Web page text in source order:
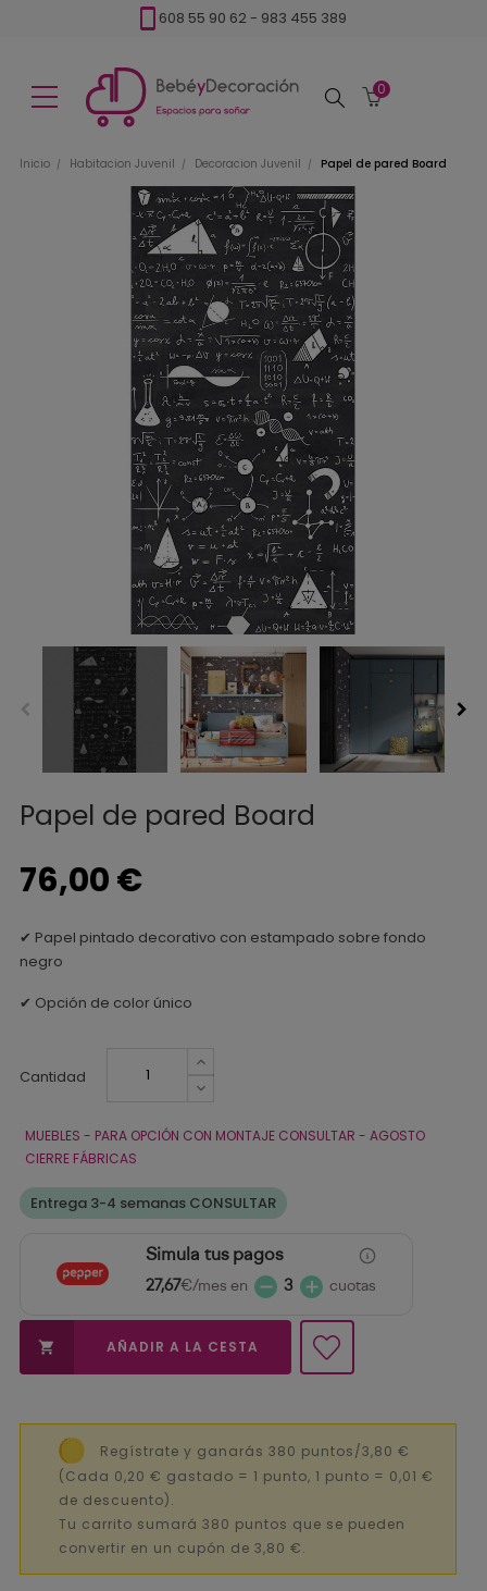
608 55 90 62 - 983 455 389
Buscar
0
Inicio Habitacion Juvenil Decoracion Juvenil Papel de pared Board
Papel de pared Board
76,00 €
✔ Papel pintado decorativo con estampado sobre fondo
negro
✔ Opción de color único
Cantidad
MUEBLES - PARA OPCIÓN CON MONTAJE CONSULTAR - AGOSTO
CIERRE FÁBRICAS
Entrega 3-4 semanas CONSULTAR
Simula tus pagos
27,67€/mes en 3 cuotas
 AÑADIR A LA CESTA
Regístrate y ganarás 380 puntos/3,80 €
(Cada 0,20 € gastado = 1 punto, 1 punto = 0,01 €
de descuento).
Tu carrito sumará 380 puntos que se pueden
convertir en un cupón de 3,80 €.